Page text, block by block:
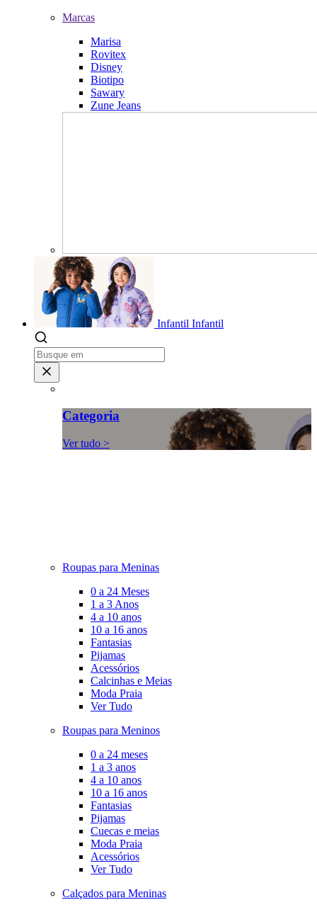
Marcas
Marisa
Rovitex
Disney
Biotipo
Sawary
Zune Jeans
Infantil Infantil
Categoria
Ver tudo >
Roupas para Meninas
0 a 24 Meses
1 a 3 Anos
4 a 10 anos
10 a 16 anos
Fantasias
Pijamas
Acessórios
Calcinhas e Meias
Moda Praia
Ver Tudo
Roupas para Meninos
0 a 24 meses
1 a 3 anos
4 a 10 anos
10 a 16 anos
Fantasias
Pijamas
Cuecas e meias
Moda Praia
Acessórios
Ver Tudo
Calçados para Meninas